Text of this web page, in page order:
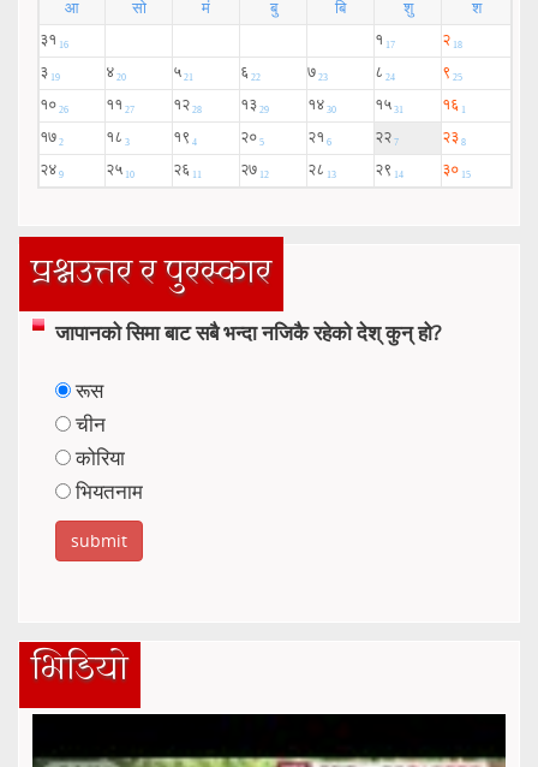
प्रश्नउत्तर र पुरस्कार
जापानको सिमा बाट सबै भन्दा नजिकै रहेको देश् कुन् हो?
रूस
चीन
कोरिया
भियतनाम
भिडियो